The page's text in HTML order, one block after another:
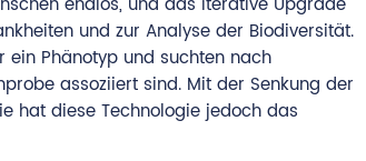
und zur Analyse der Biodiversität.
ein Phänotyp und suchten nach
assoziiert sind. Mit der Senkung der
hat diese Technologie jedoch das